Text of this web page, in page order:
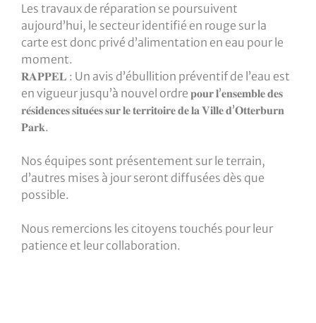
Les travaux de réparation se poursuivent
aujourd’hui, le secteur identifié en rouge sur la
carte est donc privé d’alimentation en eau pour le
moment.
𝐑𝐀𝐏𝐏𝐄𝐋 : Un avis d’ébullition préventif de l’eau est
en vigueur jusqu’à nouvel ordre 𝐩𝐨𝐮𝐫 𝐥’𝐞𝐧𝐬𝐞𝐦𝐛𝐥𝐞 𝐝𝐞𝐬
𝐫𝐞́𝐬𝐢𝐝𝐞𝐧𝐜𝐞𝐬 𝐬𝐢𝐭𝐮𝐞́𝐞𝐬 𝐬𝐮𝐫 𝐥𝐞 𝐭𝐞𝐫𝐫𝐢𝐭𝐨𝐢𝐫𝐞 𝐝𝐞 𝐥𝐚 𝐕𝐢𝐥𝐥𝐞 𝐝’𝐎𝐭𝐭𝐞𝐫𝐛𝐮𝐫𝐧
𝐏𝐚𝐫𝐤.
Nos équipes sont présentement sur le terrain,
d’autres mises à jour seront diffusées dès que
possible.
Nous remercions les citoyens touchés pour leur
patience et leur collaboration.